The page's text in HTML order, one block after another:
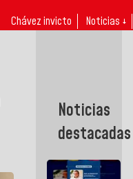
Chávez invicto Noticias ↓
Noticias
destacadas